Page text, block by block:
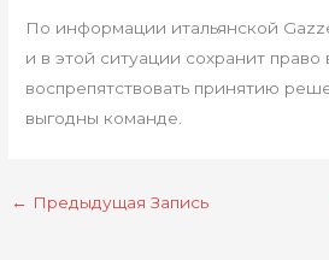
По информации итальянской
и в этой ситуации сохранит
воспрепятствовать принятию
выгодны команде.
← Предыдущая Запись